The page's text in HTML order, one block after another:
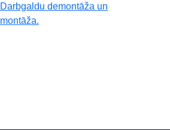
Darbgaldu demontāža un
montāža.